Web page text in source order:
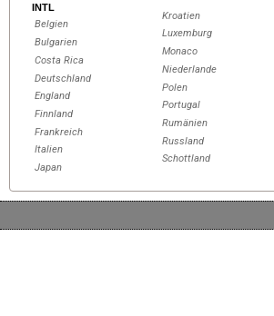
INTL
Belgien
Bulgarien
Costa Rica
Deutschland
England
Finnland
Frankreich
Italien
Japan
Kroatien
Luxemburg
Monaco
Niederlande
Polen
Portugal
Rumänien
Russland
Schottland